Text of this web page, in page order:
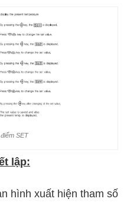
SET
lập:
hình xuất hiện tham số